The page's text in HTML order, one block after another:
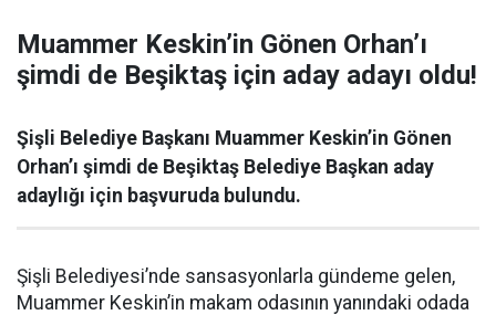
Muammer Keskin’in Gönen Orhan’ı
şimdi de Beşiktaş için aday adayı oldu!
Şişli Belediye Başkanı Muammer Keskin’in Gönen
Orhan’ı şimdi de Beşiktaş Belediye Başkan aday
adaylığı için başvuruda bulundu.
Şişli Belediyesi’nde sansasyonlarla gündeme gelen,
Muammer Keskin’in makam odasının yanındaki odada